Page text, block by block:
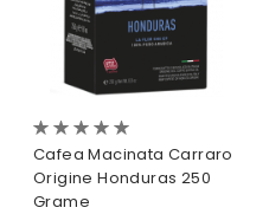
Evaluare:
0%
Cafea Macinata Carraro
Origine Honduras 250
Grame